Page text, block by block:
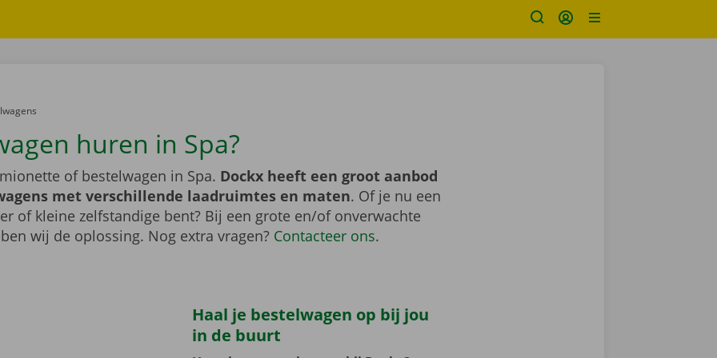
huren in Spa?
of bestelwagen in Spa. Dockx heeft een groot aanbod
met verschillende laadruimtes en maten. Of je nu een
of kleine zelfstandige bent? Bij een grote en/of onverwachte
wij de oplossing. Nog extra vragen? Contacteer ons.
Haal je bestelwagen op bij jou
in de buurt